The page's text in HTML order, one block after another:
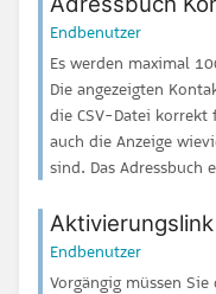
Endbenutzer
Es werden maximal
Die angezeigten
die CSV-Datei
auch die Anzeige
sind. Das Adressbuch
Aktivierungslink
Endbenutzer
Vorgängig müssen